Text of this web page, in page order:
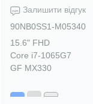
Залишити відгук
90NB0SS1-M05340
15.6" FHD
Core i7-1065G7
GF MX330